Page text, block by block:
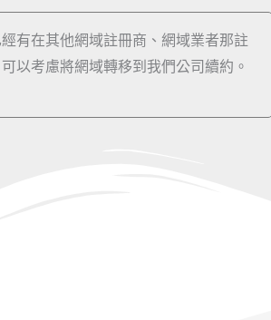
有在其他網域註冊商、網域業者那註
以考慮將網域轉移到我們公司續約。